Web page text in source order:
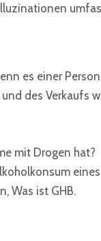
es einer
des
mit Drogen hat?
Was ist GHB.